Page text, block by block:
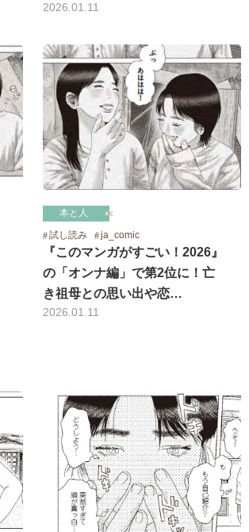
2026.01.11
本と人
試し読み
ja_comic
『このマンガがすごい！2026』
の「オンナ編」で第2位に！亡
き祖母との思い出や恋…
2026.01.11